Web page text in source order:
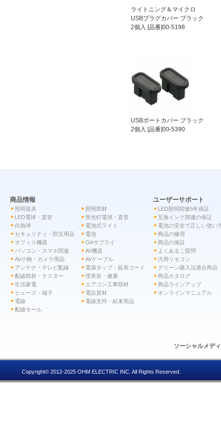
ライトニング＆マイクロ
USBプラグカバー ブラック
2個入 [品番]00-5198
USBポートカバー ブラック
2個入 [品番]00-5390
商品情報
照明器具
照明部材
LED電球・直管
蛍光灯電球・直管
白熱球
電池式ライト
セキュリティ・防災用品
電池
オフィス機器
OAサプライ
パソコン・スマホ関連
AV機器
AV小物・カメラ用品
AVケーブル
アンテナ・テレビ配線
電源タップ・延長コード
配線部材・テスター
理美容・健康
生活家電
エアコン工事部材
ヒューズ・端子
電設資材
電線
電線支持・結束用品
配線モール
ユーザーサポート
LED照明関連5年保証
互換インク関連の保証
電池の安全で正しい使い
商品の修理
商品の保証
よくあるご質問
汎用リモコン
グリーン購入法適合商品
商品カタログ
商品ラインアップ
オンラインマニュアル
ソーシャルメデ
Copyright© 2012-2025 OHM ELECTRIC INC. All Rights Reserved.